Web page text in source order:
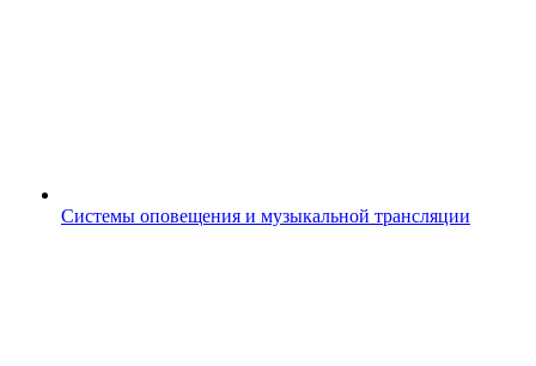
Системы оповещения и музыкальной трансляции